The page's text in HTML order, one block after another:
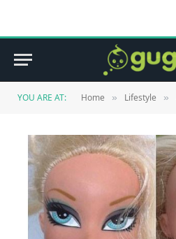
YOU ARE AT: Home » Lifestyle »